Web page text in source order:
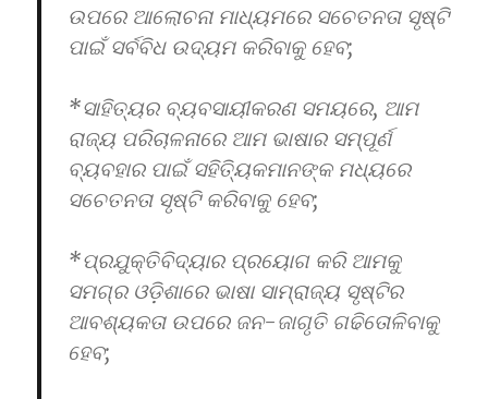
ଉପରେ ଆଲୋଚନା ମାଧ୍ୟମରେ ସଚେତନତା ସୃଷ୍ଟି
ପାଇଁ ସର୍ବବିଧ ଉଦ୍ୟମ କରିବାକୁ ହେବ;
*ସାହିତ୍ୟର ବ୍ୟବସାୟୀକରଣ ସମୟରେ, ଆମ
ରାଜ୍ୟ ପରିଚାଳନାରେ ଆମ ଭାଷାର ସମ୍ପୂର୍ଣ
ବ୍ୟବହାର ପାଇଁ ସହିତ୍ୟିକମାନଙ୍କ ମଧ୍ୟରେ
ସଚେତନତା ସୃଷ୍ଟି କରିବାକୁ ହେବ;
*ପ୍ରଯୁକ୍ତିବିଦ୍ୟାର ପ୍ରୟୋଗ କରି ଆମକୁ
ସମଗ୍ର ଓଡ଼ିଶାରେ ଭାଷା ସାମ୍ରାଜ୍ୟ ସୃଷ୍ଟିର
ଆବଶ୍ୟକତା ଉପରେ ଜନ-ଜାଗୃତି ଗଢିତୋଳିବାକୁ
ହେବ;